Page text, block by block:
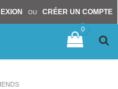
OU CRÉER UN COMPTE
0